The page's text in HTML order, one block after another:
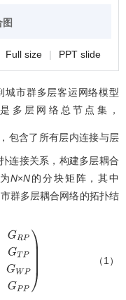
图
Full size | PPT slide
城市群多层客运网络模型
是多层网络总节点集，
包含了所有层内连接与层
连接关系，构建多层耦合
N×N的分块矩阵，其中
群多层耦合网络的拓扑结
TG GW
（1）